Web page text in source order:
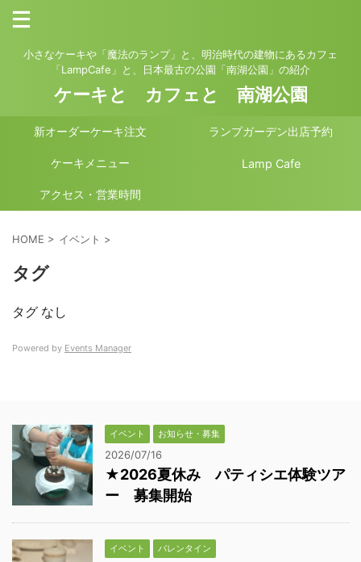
小さなケーキや「魔法のランプ」と、明治時代の建物にあるカフェ
「LampCafe」と、日本最古の公園「南湖公園」の紹介
ケーキと カフェと 南湖公園
新オーダーケーキ注文 ランプガーデン出店予約
ケーキメニュー Lamp Cafe
アクセス・営業時間
HOME > イベント >
タグ
タグ なし
Powered by Events Manager
イベント お知らせ・募集
2026/07/16
★2026夏休み パティシエ体験ツア
ー 募集開始
イベント バレンタイン